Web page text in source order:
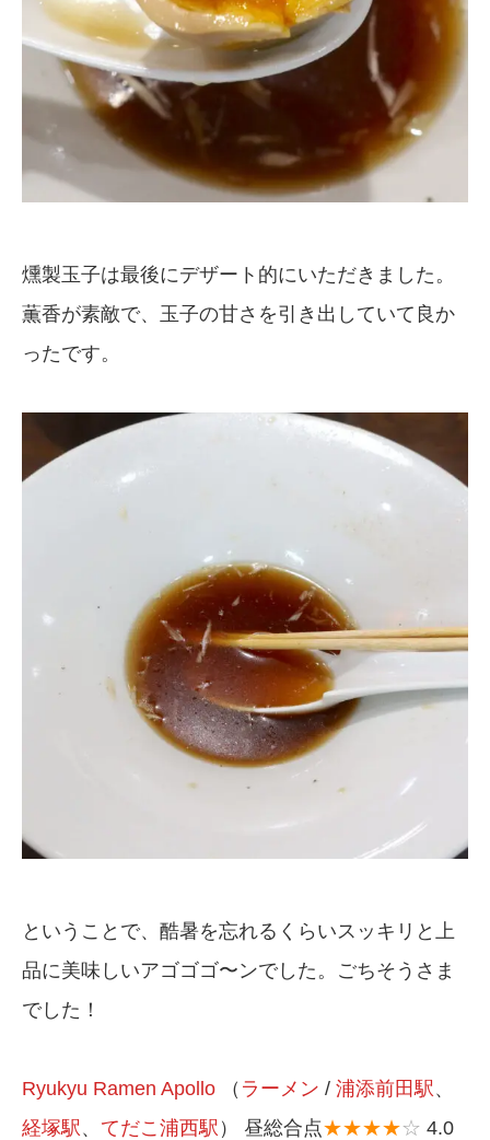
燻製玉子は最後にデザート的にいただきました。
薫香が素敵で、玉子の甘さを引き出していて良か
ったです。
ということで、酷暑を忘れるくらいスッキリと上
品に美味しいアゴゴゴ〜ンでした。ごちそうさま
でした！
Ryukyu Ramen Apollo （ ラーメン / 浦添前田駅 、
経塚駅 、 てだこ浦西駅 ） 昼総合点★★★★☆ 4.0